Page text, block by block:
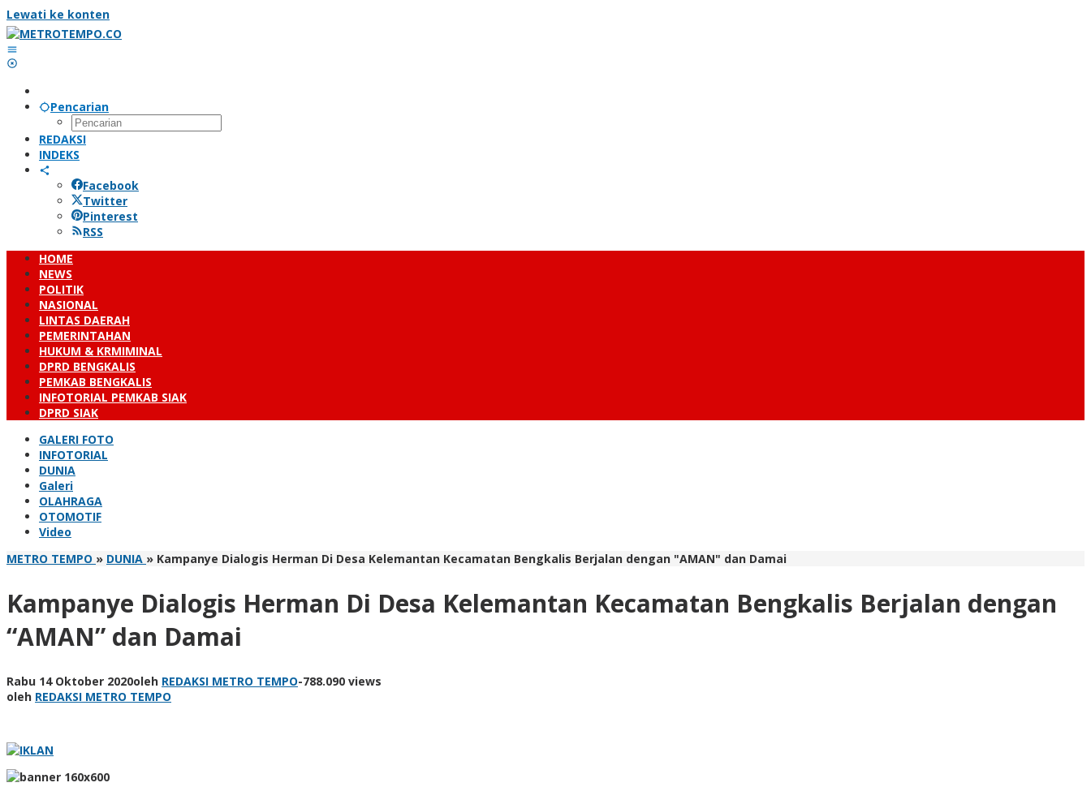
Lewati ke konten
Pencarian
REDAKSI
INDEKS
Facebook
Twitter
Pinterest
RSS
HOME
NEWS
POLITIK
NASIONAL
LINTAS DAERAH
PEMERINTAHAN
HUKUM & KRMIMINAL
DPRD BENGKALIS
PEMKAB BENGKALIS
INFOTORIAL PEMKAB SIAK
DPRD SIAK
GALERI FOTO
INFOTORIAL
DUNIA
Galeri
OLAHRAGA
OTOMOTIF
Video
METRO TEMPO » DUNIA » Kampanye Dialogis Herman Di Desa Kelemantan Kecamatan Bengkalis Berjalan dengan "AMAN" dan Damai
Kampanye Dialogis Herman Di Desa Kelemantan Kecamatan Bengkalis Berjalan dengan
“AMAN” dan Damai
Rabu 14 Oktober 2020oleh REDAKSI METRO TEMPO-788.090 views
oleh REDAKSI METRO TEMPO